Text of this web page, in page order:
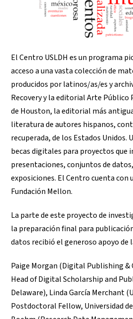
El Centro USLDH es un programa
acceso a una vasta colección de
producidos por latinos/as/es y
Recovery y la editorial Arte Público
de Houston, la editorial más
literatura de autores hispanos,
recuperada, de los Estados Unidos.
becas digitales para proyectos que
presentaciones, conjuntos de
exposiciones. El Centro cuenta con
Fundación Mellon.
La parte de este proyecto de
la preparación final para
datos recibió el generoso apoyo de
Paige Morgan (Digital Publishing
Head of Digital Scholarship and
Delaware), Linda García Merchant
Postdoctoral Fellow, Universidad